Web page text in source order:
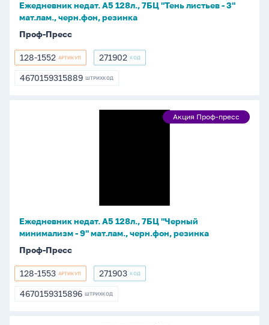
3"
мат.лам.,
черн.фон,
резинка
Ежедневник недат. А5 128л., 7БЦ "Тень листьев - 3"
мат.лам., черн.фон, резинка
Проф-Пресс
128-
1552
128-1552 АРТИКУЛ 271902
271902 КОД
4670159315889
4670159315889 ШТРИХКОД
9"
мат.лам.,
черн.фон,
резинка
Акция
Акция Проф-пресс
Ежедневник недат. А5 128л., 7БЦ "Черный
минимализм - 9" мат.лам., черн.фон, резинка
Проф-Пресс
128-
1553
128-1553 АРТИКУЛ 271903
271903 КОД
4670159315896
4670159315896 ШТРИХКОД